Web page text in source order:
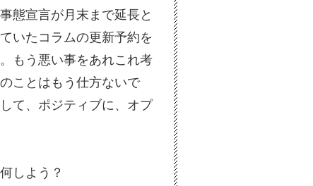
態宣言が月末まで延長と
いたコラムの更新予約を
もう悪い事をあれこれ考
ことはもう仕方ないで
て、ポジティブに、オプ
しよう？